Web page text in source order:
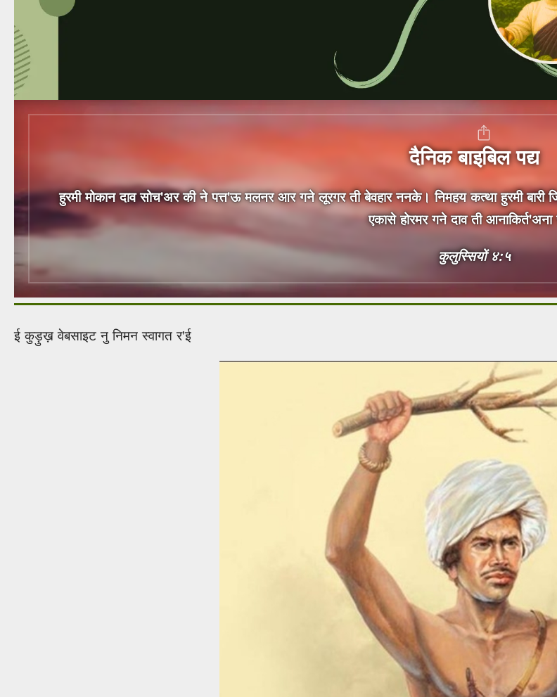
दैनिक बाइबिल पद्य
हुरमी मोकान दाव सोच'अर की ने पत्त'ऊ मलनर आर गने लूरगर ती बेवहार ननके। निमहय कत्था हुरमी बारी
एकासे होरमर गने दाव ती
कुलुस्सियों ४:५
ई कुड़ुख़ वेबसाइट नु निमन स्वागत र'ई